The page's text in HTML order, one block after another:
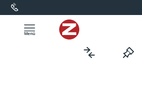
springen